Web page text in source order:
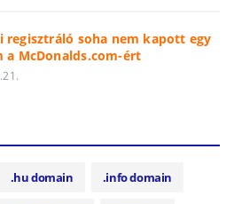
regisztráló soha nem kapott egy
a McDonalds.com-ért
.hu domain .info domain